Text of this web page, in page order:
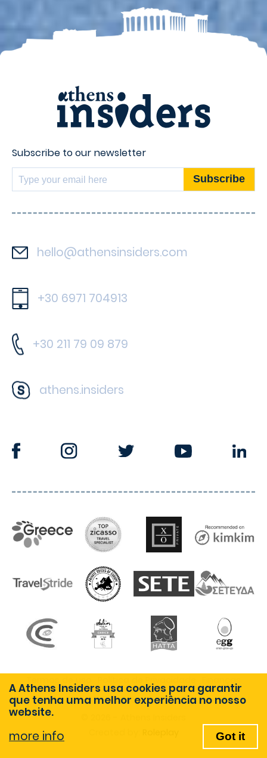
A Athens Insiders usa cookies para garantir
que tenha uma melhor experiência no nosso
website.
more info Got it
Subscribe to our newsletter
hello@athensinsiders.com
+30 6971 704913
+30 211 79 09 879
athens.insiders
Entrar